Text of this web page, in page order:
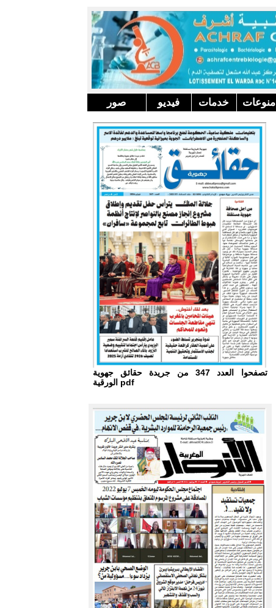
منوعات خدمات فيديو صور
تصفحوا العدد 347 من جريدة حقائق جهوية
الورقية pdf